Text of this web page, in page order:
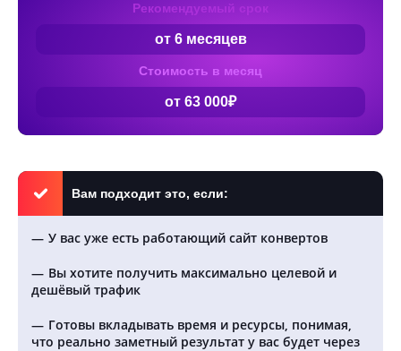
Рекомендуемый срок
от 6 месяцев
Стоимость в месяц
от 63 000₽
Вам подходит это, если:
У вас уже есть работающий сайт конвертов
Вы хотите получить максимально целевой и
дешёвый трафик
Готовы вкладывать время и ресурсы, понимая,
что реально заметный результат у вас будет через